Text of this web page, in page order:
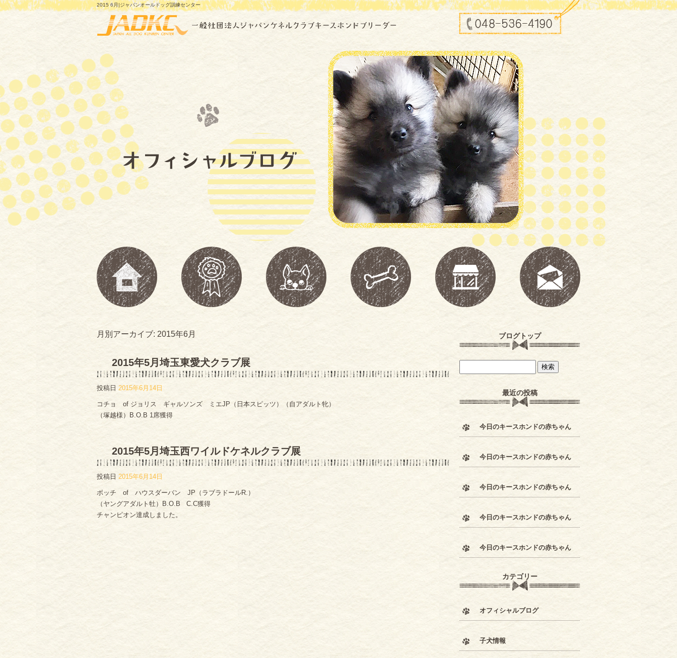
2015 6月|ジャパンオールドッグ訓練センター
月別アーカイブ: 2015年6月
2015年5月埼玉東愛犬クラブ展
投稿日 2015年6月14日
コチョ of ジョリス ギャルソンズ ミエJP（日本スピッツ）（自アダルト牝）
（塚越様）B.O.B 1席獲得
2015年5月埼玉西ワイルドケネルクラブ展
投稿日 2015年6月14日
ボッチ of ハウスダーバン JP（ラブラドールR.）
（ヤングアダルト牡）B.O.B C.C獲得
チャンピオン達成しました。
ブログトップ
最近の投稿
今日のキースホンドの赤ちゃん
今日のキースホンドの赤ちゃん
今日のキースホンドの赤ちゃん
今日のキースホンドの赤ちゃん
今日のキースホンドの赤ちゃん
カテゴリー
オフィシャルブログ
子犬情報